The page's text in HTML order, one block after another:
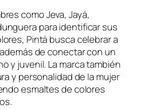
comoJeva,Jayá,
para identificar sus
Pintá busca celebrar a
de conectar con un
y juvenil. La marca también
y personalidad de la mujer
esmaltes de colores